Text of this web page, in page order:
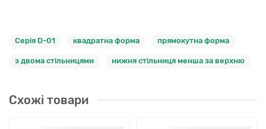
Серія D-01 квадратна форма прямокутна форма
з двома стільницями нижня стільниця менша за верхню
Схожі товари